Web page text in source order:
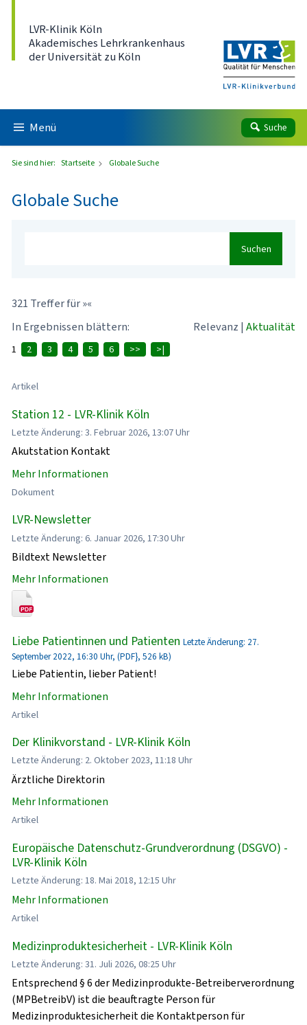
LVR-Klinik Köln
Akademisches Lehrkrankenhaus
der Universität zu Köln
Menü Suche
Sie sind hier: Startseite Globale Suche
Globale Suche
Suchen
321 Treffer für »«
In Ergebnissen blättern:
Relevanz | Aktualität
1 2 3 4 5 6 >> >|
Artikel
Station 12 - LVR-Klinik Köln
Letzte Änderung: 3. Februar 2026, 13:07 Uhr
Akutstation Kontakt
Mehr Informationen
Dokument
LVR-Newsletter
Letzte Änderung: 6. Januar 2026, 17:30 Uhr
Bildtext Newsletter
Mehr Informationen
Liebe Patientinnen und Patienten Letzte Änderung: 27.
September 2022, 16:30 Uhr, (PDF}, 526 kB)
Liebe Patientin, lieber Patient!
Mehr Informationen
Artikel
Der Klinikvorstand - LVR-Klinik Köln
Letzte Änderung: 2. Oktober 2023, 11:18 Uhr
Ärztliche Direktorin
Mehr Informationen
Artikel
Europäische Datenschutz-Grundverordnung (DSGVO) -
LVR-Klinik Köln
Letzte Änderung: 18. Mai 2018, 12:15 Uhr
Mehr Informationen
Artikel
Medizinproduktesicherheit - LVR-Klinik Köln
Letzte Änderung: 31. Juli 2026, 08:25 Uhr
Entsprechend § 6 der Medizinprodukte-Betreiberverordnung
(MPBetreibV) ist die beauftragte Person für
Medizinproduktesicherheit die Kontaktperson für